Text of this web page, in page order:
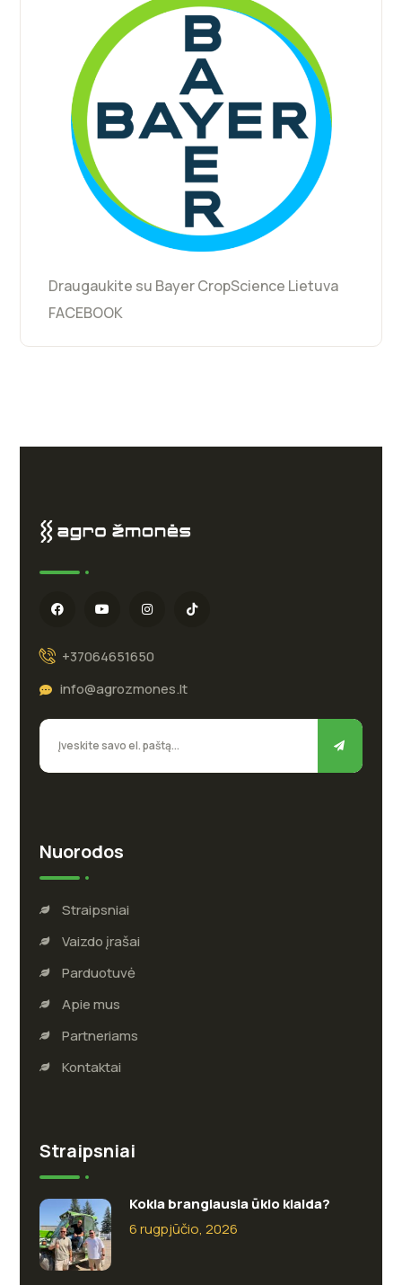
Draugaukite su Bayer CropScience Lietuva
FACEBOOK
+37064651650
info@agrozmones.lt
Nuorodos
Straipsniai
Vaizdo įrašai
Parduotuvė
Apie mus
Partneriams
Kontaktai
Straipsniai
Kokia brangiausia ūkio klaida?
6 rugpjūčio, 2026